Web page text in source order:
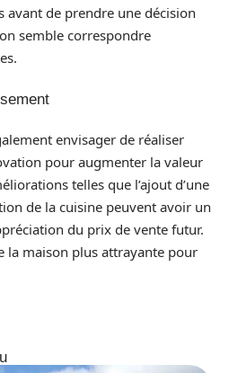
de prendre une décision
semble correspondre
envisager de réaliser
pour augmenter la valeur
telles que l’ajout d’une
de la cuisine peuvent avoir un
du prix de vente futur.
la maison plus attrayante pour